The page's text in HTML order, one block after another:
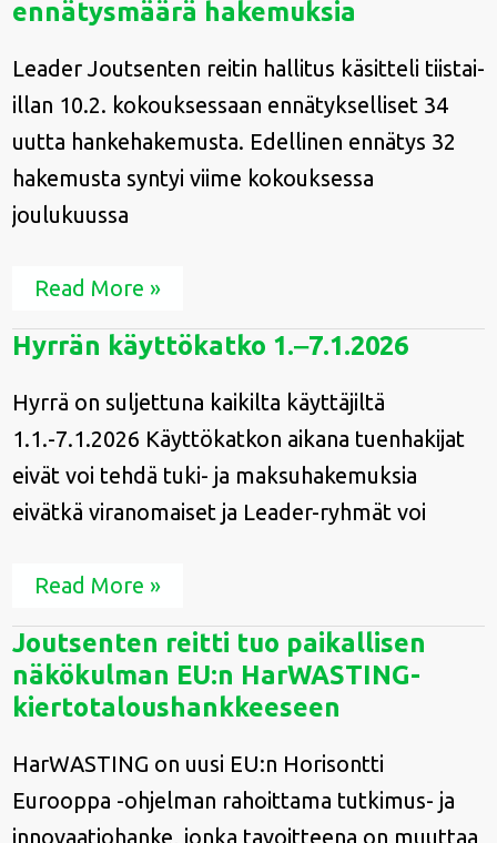
ennätysmäärä hakemuksia
Leader Joutsenten reitin hallitus käsitteli tiistai-
illan 10.2. kokouksessaan ennätykselliset 34
uutta hankehakemusta. Edellinen ennätys 32
hakemusta syntyi viime kokouksessa
joulukuussa
jälleen
hakemuksia
Read More »
Hyrrän käyttökatko 1.‒7.1.2026
Hyrrä on suljettuna kaikilta käyttäjiltä
1.1.-7.1.2026 Käyttökatkon aikana tuenhakijat
eivät voi tehdä tuki- ja maksuhakemuksia
eivätkä viranomaiset ja Leader-ryhmät voi
Hyrrän
käyttökatko
7.1.2026
Read More »
Joutsenten reitti tuo paikallisen
näkökulman EU:n HarWASTING-
kiertotaloushankkeeseen
HarWASTING on uusi EU:n Horisontti
Eurooppa -ohjelman rahoittama tutkimus- ja
innovaatiohanke, jonka tavoitteena on muuttaa
Joutsenten
reitti
tuo
paikallisen
näkökulman
HarWASTING-
kiertotaloushankkeeseen